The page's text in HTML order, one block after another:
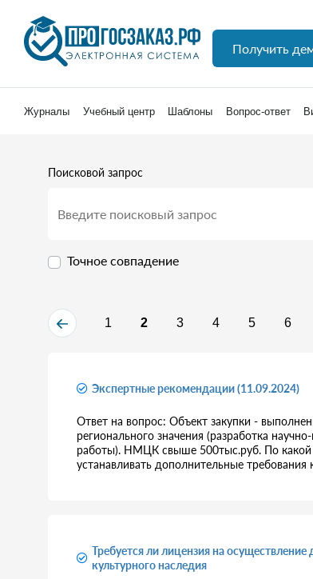
Получить
Журналы Учебный центр Шаблоны Вопрос-ответ
Поисковой запрос
Точное совпадение
1 2 3 4 5 6
Экспертные рекомендации (11.09.2024)
Ответ на вопрос: Объект закупки -
регионального значения (разработка
работы). НМЦК свыше 500тыс.руб. По
устанавливать дополнительные требования
Требуется ли лицензия на
культурного наследия